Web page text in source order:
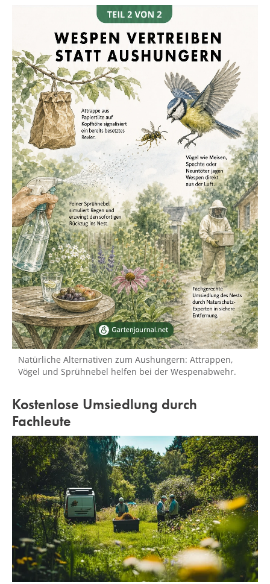
Natürliche Alternativen zum Aushungern: Attrappen,
Vögel und Sprühnebel helfen bei der Wespenabwehr.
Kostenlose Umsiedlung durch
Fachleute